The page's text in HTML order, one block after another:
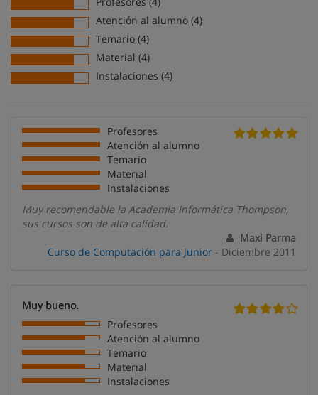
Atención al alumno (4)
Temario (4)
Material (4)
Instalaciones (4)
Profesores
Atención al alumno
Temario
Material
Instalaciones
Muy recomendable la Academia Informática Thompson,
sus cursos son de alta calidad.
Maxi Parma
Curso de Computación para Junior - Diciembre 2011
Muy bueno.
Profesores
Atención al alumno
Temario
Material
Instalaciones